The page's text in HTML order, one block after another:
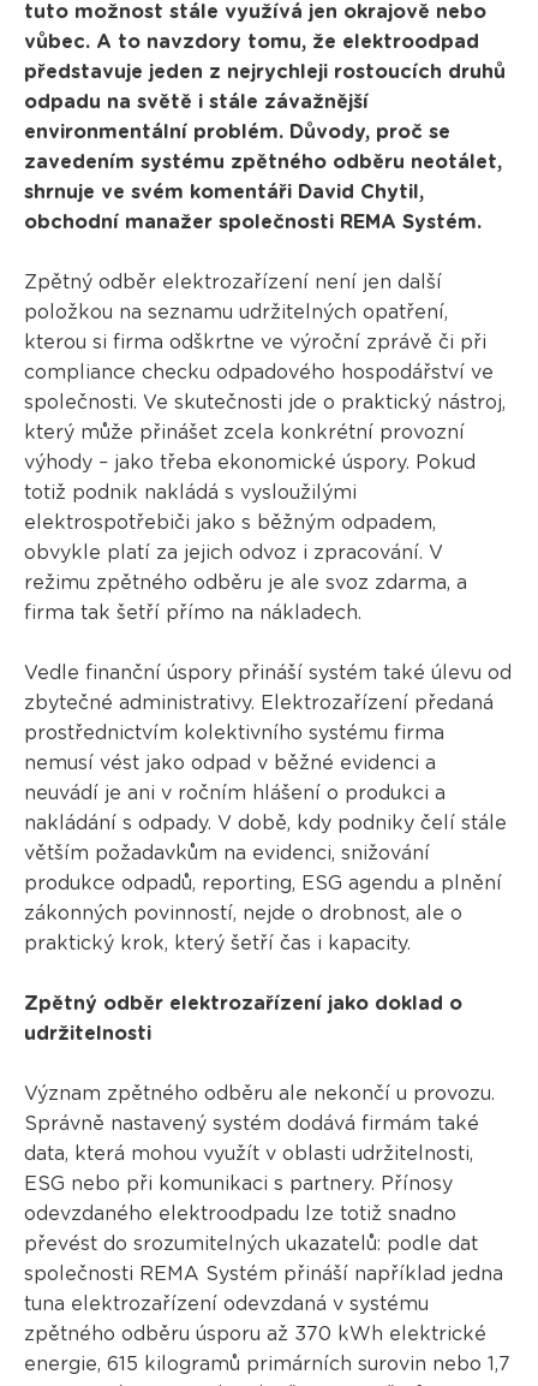
tuto možnost stále využívá jen okrajově nebo
vůbec. A to navzdory tomu, že elektroodpad
představuje jeden z nejrychleji rostoucích druhů
odpadu na světě i stále závažnější
environmentální problém. Důvody, proč se
zavedením systému zpětného odběru neotálet,
shrnuje ve svém komentáři David Chytil,
obchodní manažer společnosti REMA Systém.
Zpětný odběr elektrozařízení není jen další
položkou na seznamu udržitelných opatření,
kterou si firma odškrtne ve výroční zprávě či při
compliance checku odpadového hospodářství ve
společnosti. Ve skutečnosti jde o praktický nástroj,
který může přinášet zcela konkrétní provozní
výhody – jako třeba ekonomické úspory. Pokud
totiž podnik nakládá s vysloužilými
elektrospotřebiči jako s běžným odpadem,
obvykle platí za jejich odvoz i zpracování. V
režimu zpětného odběru je ale svoz zdarma, a
firma tak šetří přímo na nákladech.
Vedle finanční úspory přináší systém také úlevu od
zbytečné administrativy. Elektrozařízení předaná
prostřednictvím kolektivního systému firma
nemusí vést jako odpad v běžné evidenci a
neuvádí je ani v ročním hlášení o produkci a
nakládání s odpady. V době, kdy podniky čelí stále
větším požadavkům na evidenci, snižování
produkce odpadů, reporting, ESG agendu a plnění
zákonných povinností, nejde o drobnost, ale o
praktický krok, který šetří čas i kapacity.
Zpětný odběr elektrozařízení jako doklad o
udržitelnosti
Význam zpětného odběru ale nekončí u provozu.
Správně nastavený systém dodává firmám také
data, která mohou využít v oblasti udržitelnosti,
ESG nebo při komunikaci s partnery. Přínosy
odevzdaného elektroodpadu lze totiž snadno
převést do srozumitelných ukazatelů: podle dat
společnosti REMA Systém přináší například jedna
tuna elektrozařízení odevzdaná v systému
zpětného odběru úsporu až 370 kWh elektrické
energie, 615 kilogramů primárních surovin nebo 1,7